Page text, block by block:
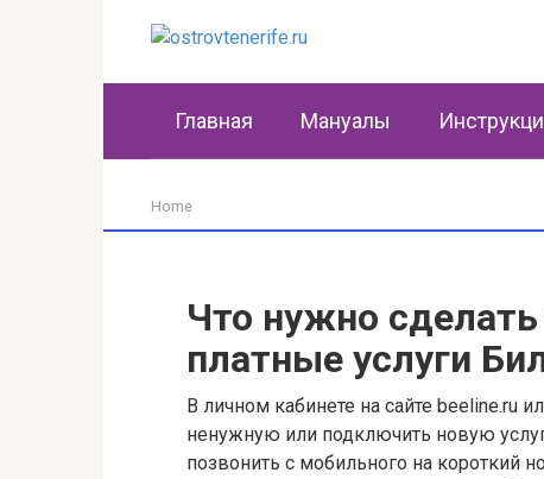
Главная Мануалы
Home
Что нужно
платные услуги
В личном кабинете на сайте beeline.ru
ненужную или подключить новую
позвонить с мобильного на короткий